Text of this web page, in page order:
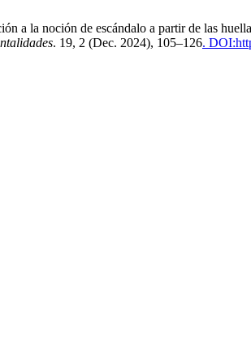
a la noción de escándalo a partir de las
. 19, 2 (Dec. 2024), 105–126.